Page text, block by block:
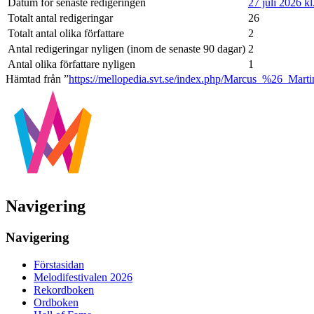
Datum för senaste redigeringen
27 juli 2026
Totalt antal redigeringar
26
Totalt antal olika författare
2
Antal redigeringar nyligen (inom de senaste 90 dagar) 2
Antal olika författare nyligen
1
Hämtad från ”https://mellopedia.svt.se/index.php/
Navigering
Navigering
Förstasidan
Melodifestivalen 2026
Rekordboken
Ordboken